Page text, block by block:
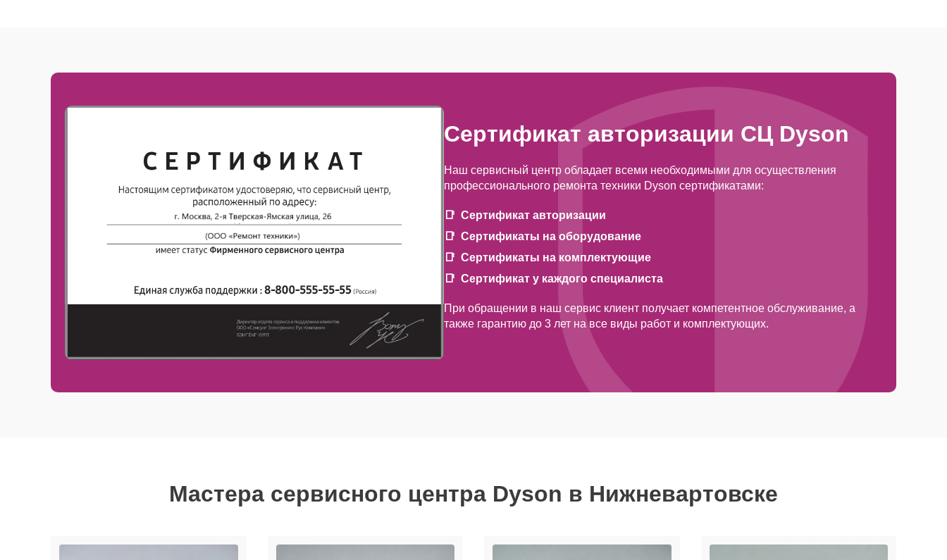
Сертификат авторизации СЦ Dyson
Наш сервисный центр обладает всеми необходимыми для осуществления
профессионального ремонта техники Dyson сертификатами:
Сертификат авторизации
Сертификаты на оборудование
Сертификаты на комплектующие
Сертификат у каждого специалиста
При обращении в наш сервис клиент получает компетентное обслуживание, а
также гарантию до 3 лет на все виды работ и комплектующих.
Мастера сервисного центра Dyson в Нижневартовске